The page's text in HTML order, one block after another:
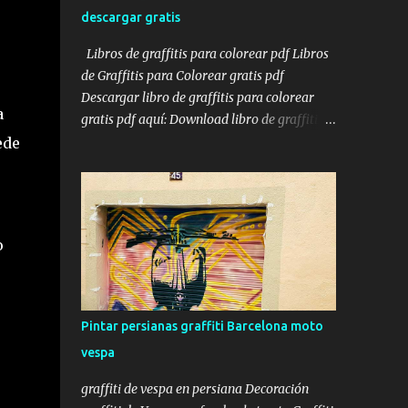
claramente algunos de los servicios más
importantes que se realizan en dicho local y
haciendo hincapié en el logo de David García
en el centro de la persiana. Pintar persiana
local Una vez acabada la persiana, y después
colocarle el teléfono en la persiana, justo
debajo de Urgencias 24 h . Y ...
descargar gratis
Libros de graffitis para colorear pdf Libros
de Graffitis para Colorear gratis pdf
Descargar libro de graffitis para colorear
gratis pdf aquí: Download libro de graffitis
muchos, transformando espacios urbanos
en lienzos vibrantes. Para aquellos que
desean explorar esta forma de arte desde
casa, los libros de graffitis para colorear son
una excelente opción. A continuación, te
presento una selección de libros disponibles
en línea, algunos gratuitos y otros accesibles,
para que puedas sumergirte en el mundo del
graffiti y liberar tu creatividad. Enlace con
láminas de Graffitis para Colorear gratis:
Monday Mandala: Graffiti Coloring Pages
Pintar persianas graffiti Barcelona moto
vespa
graffiti de vespa en persiana Decoración